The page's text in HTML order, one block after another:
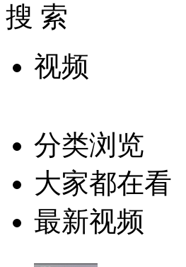
搜 索
视频
分类浏览
大家都在看
最新视频